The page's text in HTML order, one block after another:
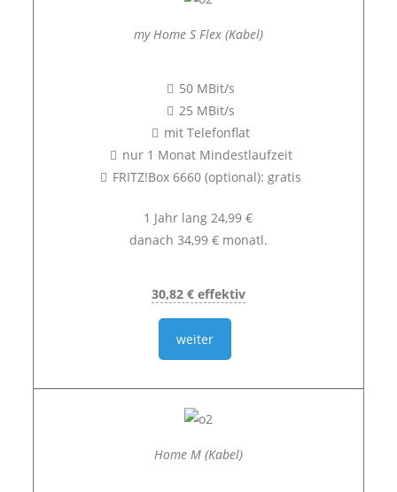
my Home S Flex (Kabel)
50 MBit/s
25 MBit/s
mit Telefonflat
nur 1 Monat Mindestlaufzeit
FRITZ!Box 6660 (optional): gratis
1 Jahr lang 24,99 €
danach 34,99 € monatl.
30,82 € effektiv
weiter
Home M (Kabel)